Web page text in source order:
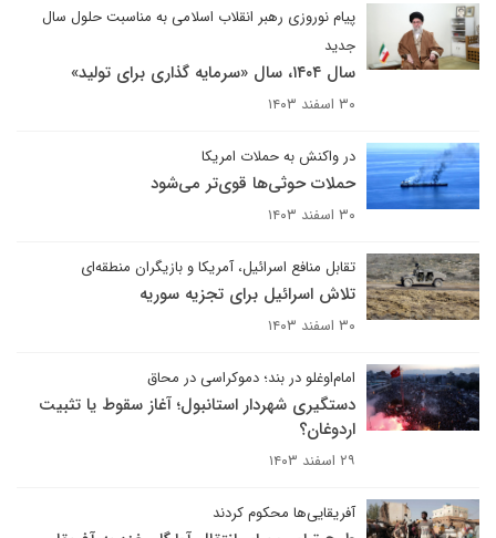
پیام نوروزی رهبر انقلاب اسلامی به مناسبت حلول سال
جدید
سال ۱۴۰۴، سال «سرمایه گذاری برای تولید»
۳۰ اسفند ۱۴۰۳
در واکنش به حملات امریکا
حملات حوثی‌ها قوی‌تر می‌شود
۳۰ اسفند ۱۴۰۳
تقابل منافع اسرائیل، آمریکا و بازیگران منطقه‌ای
تلاش اسرائیل برای تجزیه سوریه
۳۰ اسفند ۱۴۰۳
امام‌اوغلو در بند؛ دموکراسی در محاق
دستگیری شهردار استانبول؛ آغاز سقوط یا تثبیت
اردوغان؟
۲۹ اسفند ۱۴۰۳
آفریقایی‌ها محکوم کردند